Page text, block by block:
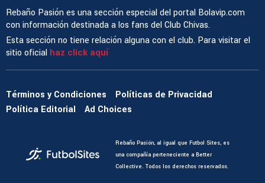
Rebaño Pasión es una sección especial del portal Bolavip.com
con información destinada a los fans del Club Chivas.
Esta sección no tiene relación alguna con el club. Para visitar el
sitio oficial haz click aquí
Términos y Condiciones
Políticas de Privacidad
Política Editorial
Ad Choices
Rebaño Pasión, al igual que Futbol Sites, es
una compañía perteneciente a Better
Collective. Todos los derechos reservados.